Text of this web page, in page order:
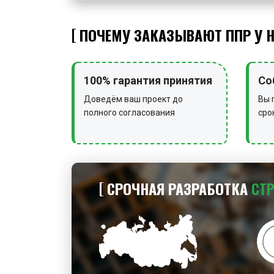
ПОЧЕМУ ЗАКАЗЫВАЮТ ППР У
100% гарантия принятия
Доведём ваш проект до
полного согласования
Вы
СРОЧНАЯ РАЗРАБОТКА